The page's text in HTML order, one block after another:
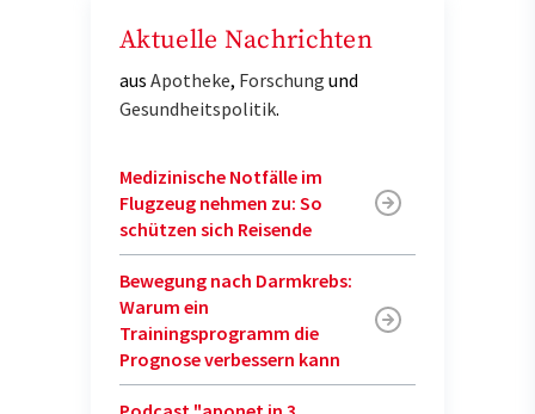
Aktuelle Nachrichten
aus Apotheke, Forschung und
Gesundheitspolitik.
Medizinische Notfälle im
Flugzeug nehmen zu: So
schützen sich Reisende
Bewegung nach Darmkrebs:
Warum ein
Trainingsprogramm die
Prognose verbessern kann